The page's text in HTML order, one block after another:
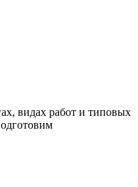
видах работ и типовых